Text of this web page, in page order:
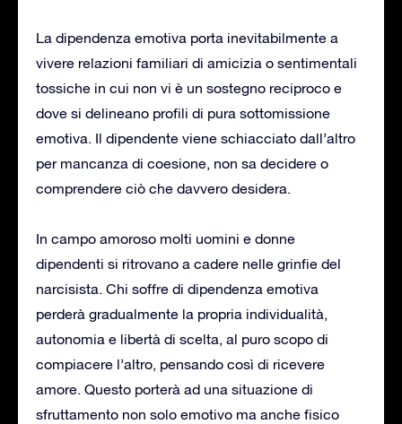
La dipendenza emotiva porta inevitabilmente a
vivere relazioni familiari di amicizia o sentimentali
tossiche in cui non vi è un sostegno reciproco e
dove si delineano profili di pura sottomissione
emotiva. Il dipendente viene schiacciato dall’altro
per mancanza di coesione, non sa decidere o
comprendere ciò che davvero desidera.
In campo amoroso molti uomini e donne
dipendenti si ritrovano a cadere nelle grinfie del
narcisista. Chi soffre di dipendenza emotiva
perderà gradualmente la propria individualità,
autonomia e libertà di scelta, al puro scopo di
compiacere l’altro, pensando così di ricevere
amore. Questo porterà ad una situazione di
sfruttamento non solo emotivo ma anche fisico